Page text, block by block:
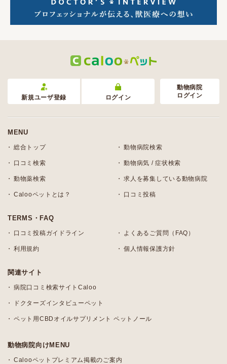
新規ユーザ登録 ログイン
動物病院
ログイン
MENU
総合トップ 動物病院検索
口コミ検索 動物病気 / 症状検索
動物薬検索 求人を募集している動物病院
Calooペットとは？ 口コミ投稿
TERMS・FAQ
口コミ投稿ガイドライン よくあるご質問（FAQ）
利用規約 個人情報保護方針
関連サイト
病院口コミ検索サイトCaloo
ドクターズインタビューペット
ペット用CBDオイルサプリメント ペットノール
動物病院向けMENU
Calooペットプレミアム掲載のご案内